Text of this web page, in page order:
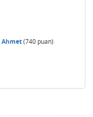
Ahmet(740 puan)